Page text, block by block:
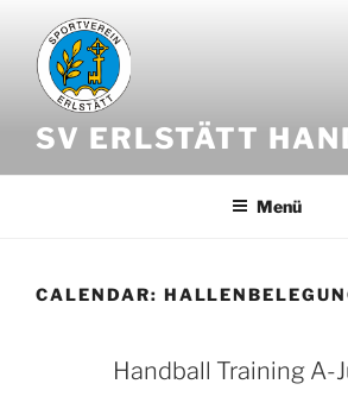
Inhalt
springen
SV ERLSTÄTT
Menü
CALENDAR:
Handball Training A-